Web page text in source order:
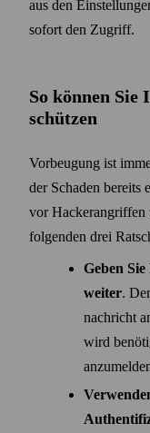
aus den
sofort den Zugriff.
So können
schützen
Vorbeugung ist
der Schaden
vor Hacker­angriffen
folgenden drei
Geben
weiter.
nachricht
wird